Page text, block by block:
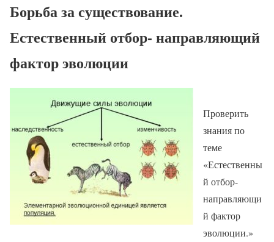
Борьба за существование.
Естественный отбор- направляющий
фактор эволюции
Проверить
знания по
теме
«Естественны
й отбор-
направляющи
й фактор
эволюции.»